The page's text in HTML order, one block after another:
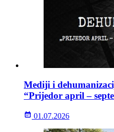
Mediji i
“Prijedor april –
01.07.2026